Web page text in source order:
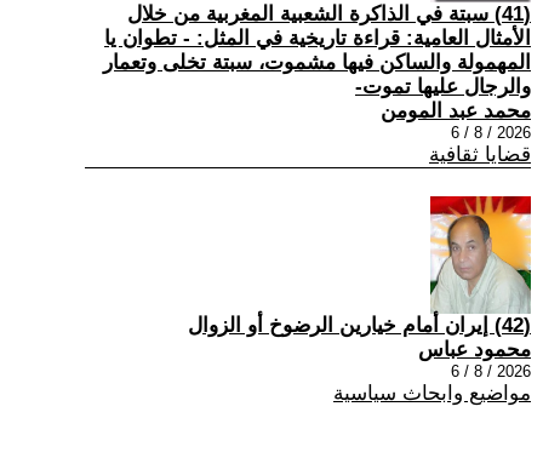
(41) سبتة في الذاكرة الشعبية المغربية من خلال
الأمثال العامية: قراءة تاريخية في المثل: - تطوان يا
المهمولة والساكن فيها مشموت، سبتة تخلى وتعمار
والرجال عليها تموت-
محمد عبد المومن
2026 / 8 / 6
قضايا ثقافية
(42) إيران أمام خيارين الرضوخ أو الزوال
محمود عباس
2026 / 8 / 6
مواضيع وابحاث سياسية